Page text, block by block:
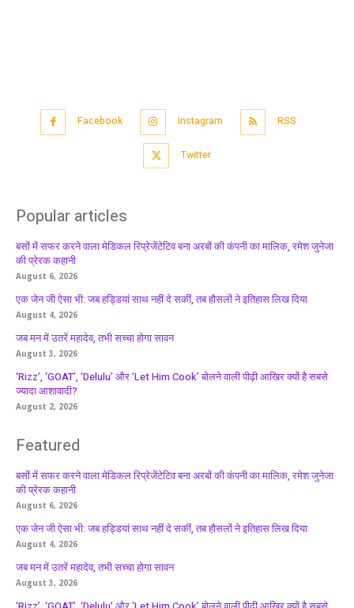
Facebook Instagram RSS
Twitter
Popular articles
बसों में सफर करने वाला मेडिकल रिप्रेजेंटेटिव बना अरबों की कंपनी का मालिक, रमेश जुनेजा
की प्रेरक कहानी
August 6, 2026
एक जेन जी ऐसा भी: जब हड्डियां साथ नहीं दे सकीं, तब हौसलों ने इतिहास लिख दिया
August 4, 2026
जब मन में उतरें महादेव, तभी सच्चा होगा सावन
August 3, 2026
‘Rizz’, ‘GOAT’, ‘Delulu’ और ‘Let Him Cook’ बोलने वाली पीढ़ी आखिर क्यों है सबसे
ज्यादा आशावादी?
August 2, 2026
Featured
बसों में सफर करने वाला मेडिकल रिप्रेजेंटेटिव बना अरबों की कंपनी का मालिक, रमेश जुनेजा
की प्रेरक कहानी
August 6, 2026
एक जेन जी ऐसा भी: जब हड्डियां साथ नहीं दे सकीं, तब हौसलों ने इतिहास लिख दिया
August 4, 2026
जब मन में उतरें महादेव, तभी सच्चा होगा सावन
August 3, 2026